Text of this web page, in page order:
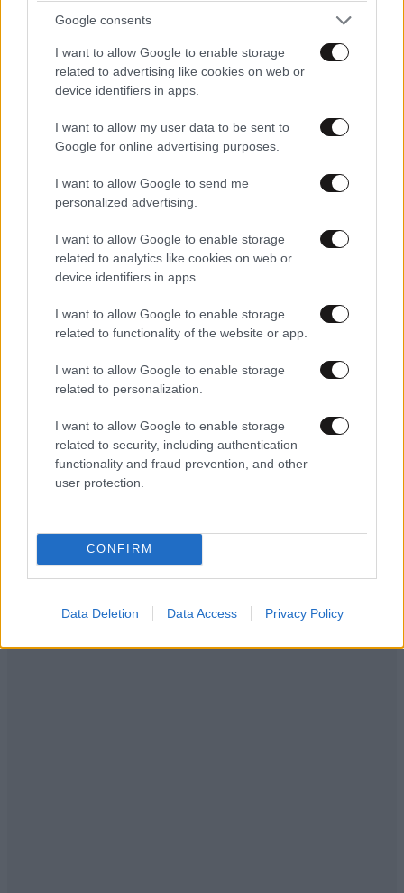
Google consents
I want to allow Google to enable storage
related to advertising like cookies on web or
device identifiers in apps.
I want to allow my user data to be sent to
Google for online advertising purposes.
I want to allow Google to send me
personalized advertising.
I want to allow Google to enable storage
related to analytics like cookies on web or
device identifiers in apps.
I want to allow Google to enable storage
related to functionality of the website or app.
I want to allow Google to enable storage
related to personalization.
I want to allow Google to enable storage
related to security, including authentication
functionality and fraud prevention, and other
user protection.
CONFIRM
Data Deletion Data Access Privacy Policy
Ζευγάρι από τις ΗΠΑ που «υιοθέτησε» τον
Αφγανό κατηγορούμενο για τη δολοφονία της
Ελίζαμπεθ Ρος: «Είμαστε συντετριμμένοι – Δεν